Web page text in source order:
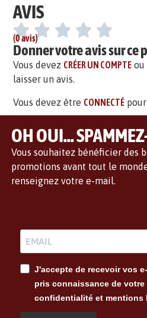
AVIS
(0 avis)
Donner votre avis sur ce
Vous devez CRÉER UN COMPTE ou
laisser un avis.
Vous devez être CONNECTÉ
OH OUI...
Vous souhaitez bénéficier des
promotions avant tout le
renseignez votre e-mail.
J'accepte de recevoir vos
pris connaissance de
confidentialité et mentions